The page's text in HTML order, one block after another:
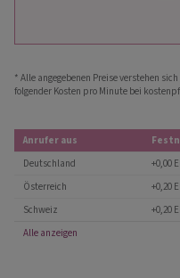
* Alle angegebenen Preise verstehen
folgender Kosten pro Minute bei
Anrufer aus
Deutschland
+0,00
Österreich
+0,20
Schweiz
+0,20
Alle anzeigen